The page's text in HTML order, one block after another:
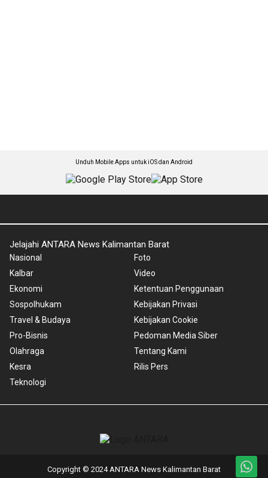
Unduh Mobile Apps untuk iOS dan Android
Jelajahi ANTARA News Kalimantan Barat
Nasional
Kalbar
Ekonomi
Sospolhukam
Travel & Budaya
Pro-Bisnis
Olahraga
Kesra
Teknologi
Foto
Video
Ketentuan Penggunaan
Kebijakan Privasi
Kebijakan Cookie
Pedoman Media Siber
Tentang Kami
Rilis Pers
Copyright © 2024 ANTARA News Kalimantan Barat